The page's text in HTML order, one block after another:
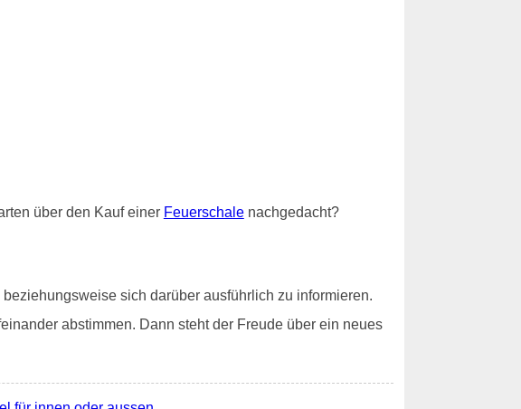
über den Kauf einer Feuerschalenachgedacht?
sich darüber ausführlich zu informieren.
abstimmen. Dann steht der Freude über ein neues